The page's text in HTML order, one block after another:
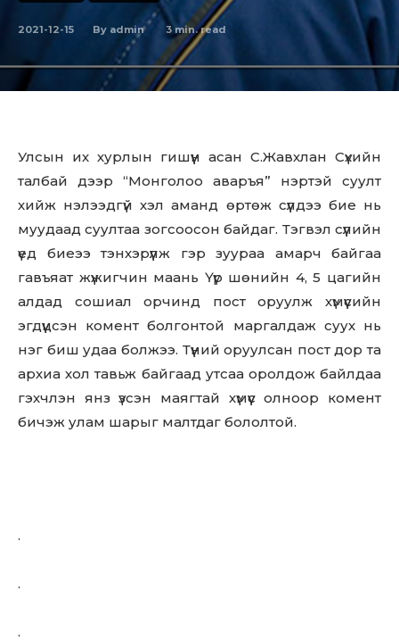
2021-12-15 By admin 3 min. read
Улсын их хурлын гишүүн асан С.Жавхлан Сүхийн
талбай дээр “Монголоо аваръя” нэртэй суулт
хийж нэлээдгүй хэл аманд өртөж сүүлдээ бие нь
муудаад суултаа зогсоосон байдаг. Тэгвэл сүүлийн
үед биеээ тэнхэрүүлж гэр зуураа амарч байгаа
гавъяат жүжигчин маань Үүр шөнийн 4, 5 цагийн
алдад сошиал орчинд пост оруулж хүмүүсийн
эгдүүцсэн комент болгонтой маргалдаж суух нь
нэг биш удаа болжээ. Түүний оруулсан пост дор та
архиа хол тавьж байгаад утсаа оролдож байлдаа
гэхчлэн янз үзсэн маягтай хүмүүс олноор комент
бичэж улам шарыг малтдаг бололтой.
.
.
.